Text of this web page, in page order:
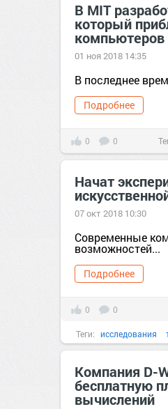
В MIT
который
компьютеров
01 ноя 2018 14:35
В последнее
Подробнее
0 0
Начат
07 окт 2018 10:30
Современные
возможностей...
Подробнее
0 0
Теги: исследования
Компания D-
бесплатную
вычислений